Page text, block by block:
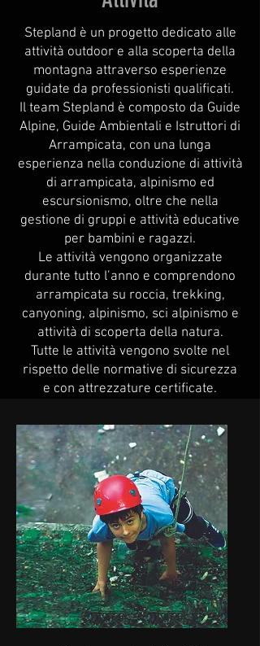
Stepland è un progetto dedicato alle
attività outdoor e alla scoperta della
montagna attraverso esperienze
guidate da professionisti qualificati.
Il team Stepland è composto da Guide
Alpine, Guide Ambientali e Istruttori di
Arrampicata, con una lunga
esperienza nella conduzione di attività
di arrampicata, alpinismo ed
escursionismo, oltre che nella
gestione di gruppi e attività educative
per bambini e ragazzi.
Le attività vengono organizzate
durante tutto l’anno e comprendono
arrampicata su roccia, trekking,
canyoning, alpinismo, sci alpinismo e
attività di scoperta della natura.
Tutte le attività vengono svolte nel
rispetto delle normative di sicurezza
e con attrezzature certificate.